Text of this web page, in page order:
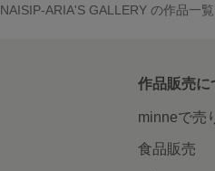
NAISIP-ARIA'S GALLERY の作品一覧
作品販売に
minneで売
食品販売